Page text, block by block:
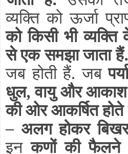
व्यक्ति को ऊर्जा
को किसी भी व्यक्ति
से एक समझा जाता हैं.
जब होती हैं. जब
धुल, वायु और
की ओर आकर्षित
– अलग होकर
इनकणों की फैलने